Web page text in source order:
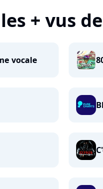
+ vus
vocale